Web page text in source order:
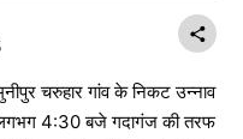
चरुहार गांव के निकट उन्नाव
लगभग 4:30 बजे गदागंज की तरफ